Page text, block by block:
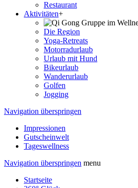
Restaurant
Aktivitäten+
Die Region
Yoga-Retreats
Motorradurlaub
Urlaub mit Hund
Bikeurlaub
Wanderurlaub
Golfen
Jogging
Navigation überspringen
Impressionen
Gutscheinwelt
Tageswellness
Navigation überspringen menu
Startseite